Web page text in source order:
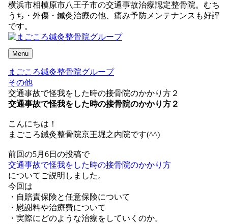
横浜市相模原市八王子市の交通事故治療認定整骨院。むち
うち・外傷・鍼灸治療の他、痛み予防メンテナンスも好評
です。
Menu
まごころ鍼灸整骨院グループ
その他
交通事故で怪我をした時の接骨院のかかり方２
交通事故で怪我をした時の接骨院のかかり方２
こんにちは！
まごころ鍼灸整骨院京王堀之内院です(^^)
前回の5月6日の投稿で
交通事故で怪我をした時の接骨院のかかり方
についてご説明しました。
今回は
・自賠責保険と任意保険について
・慰謝料や治療費について
・実際にどのような治療をしていくのか。